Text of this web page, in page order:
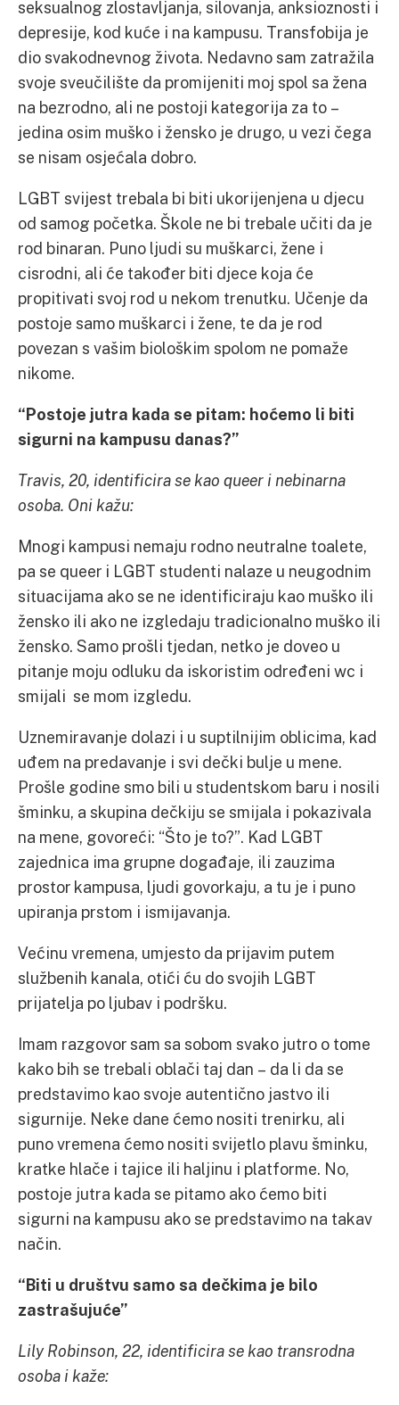
seksualnog zlostavljanja, silovanja, anksioznosti i
depresije, kod kuće i na kampusu. Transfobija je
dio svakodnevnog života. Nedavno sam zatražila
svoje sveučilište da promijeniti moj spol sa žena
na bezrodno, ali ne postoji kategorija za to –
jedina osim muško i žensko je drugo, u vezi čega
se nisam osjećala dobro.
LGBT svijest trebala bi biti ukorijenjena u djecu
od samog početka. Škole ne bi trebale učiti da je
rod binaran. Puno ljudi su muškarci, žene i
cisrodni, ali će također biti djece koja će
propitivati svoj rod u nekom trenutku. Učenje da
postoje samo muškarci i žene, te da je rod
povezan s vašim biološkim spolom ne pomaže
nikome.
“Postoje jutra kada se pitam: hoćemo li biti
sigurni na kampusu danas?”
Travis, 20, identificira se kao queer i nebinarna
osoba. Oni kažu:
Mnogi kampusi nemaju rodno neutralne toalete,
pa se queer i LGBT studenti nalaze u neugodnim
situacijama ako se ne identificiraju kao muško ili
žensko ili ako ne izgledaju tradicionalno muško ili
žensko. Samo prošli tjedan, netko je doveo u
pitanje moju odluku da iskoristim određeni wc i
smijali se mom izgledu.
Uznemiravanje dolazi i u suptilnijim oblicima, kad
uđem na predavanje i svi dečki bulje u mene.
Prošle godine smo bili u studentskom baru i nosili
šminku, a skupina dečkiju se smijala i pokazivala
na mene, govoreći: “Što je to?”. Kad LGBT
zajednica ima grupne događaje, ili zauzima
prostor kampusa, ljudi govorkaju, a tu je i puno
upiranja prstom i ismijavanja.
Većinu vremena, umjesto da prijavim putem
službenih kanala, otići ću do svojih LGBT
prijatelja po ljubav i podršku.
Imam razgovor sam sa sobom svako jutro o tome
kako bih se trebali oblači taj dan – da li da se
predstavimo kao svoje autentično jastvo ili
sigurnije. Neke dane ćemo nositi trenirku, ali
puno vremena ćemo nositi svijetlo plavu šminku,
kratke hlače i tajice ili haljinu i platforme. No,
postoje jutra kada se pitamo ako ćemo biti
sigurni na kampusu ako se predstavimo na takav
način.
“Biti u društvu samo sa dečkima je bilo
zastrašujuće”
Lily Robinson, 22, identificira se kao transrodna
osoba i kaže: